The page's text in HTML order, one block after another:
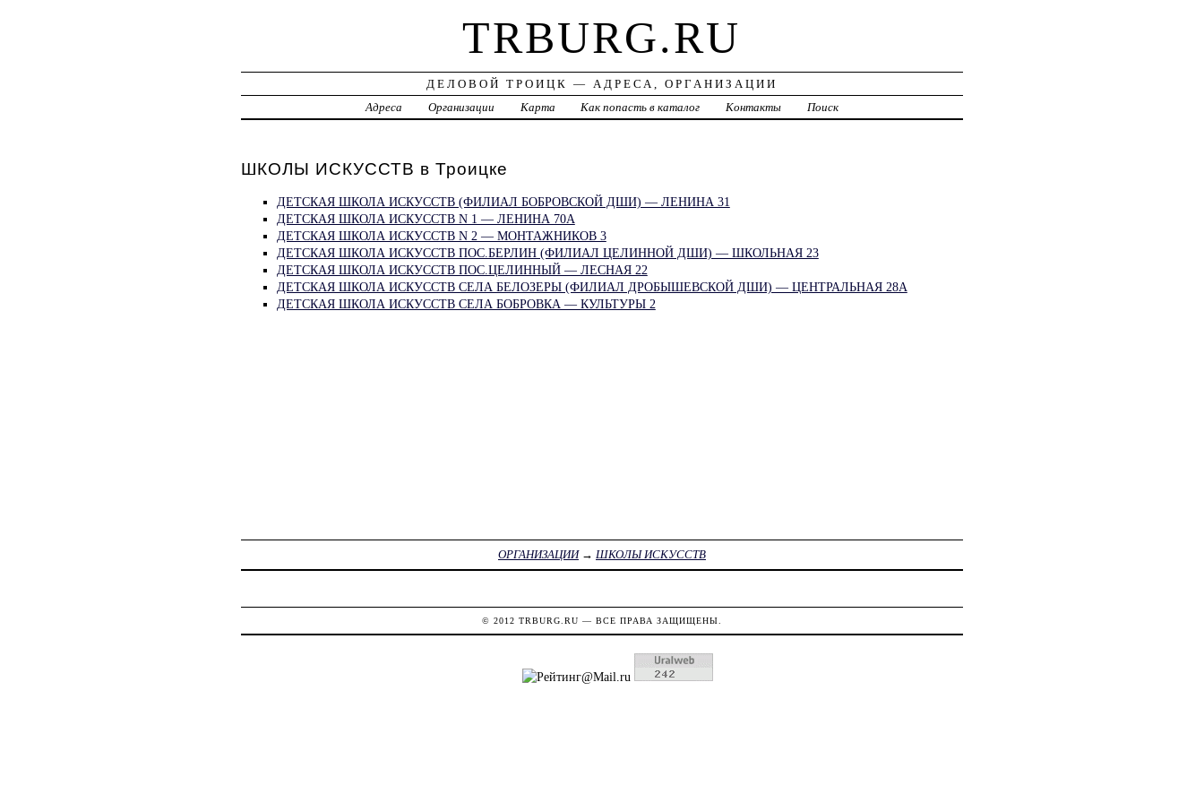
TRBURG.RU
ДЕЛОВОЙ ТРОИЦК — АДРЕСА, ОРГАНИЗАЦИИ
Адреса
Организации Карта Как попасть в каталог Контакты Поиск
ШКОЛЫ ИСКУССТВ в Троицке
ДЕТСКАЯ ШКОЛА ИСКУССТВ (ФИЛИАЛ БОБРОВСКОЙ ДШИ) — ЛЕНИНА 31
ДЕТСКАЯ ШКОЛА ИСКУССТВ N 1 — ЛЕНИНА 70А
ДЕТСКАЯ ШКОЛА ИСКУССТВ N 2 — МОНТАЖНИКОВ 3
ДЕТСКАЯ ШКОЛА ИСКУССТВ ПОС.БЕРЛИН (ФИЛИАЛ ЦЕЛИННОЙ ДШИ) — ШКОЛЬНАЯ 23
ДЕТСКАЯ ШКОЛА ИСКУССТВ ПОС.ЦЕЛИННЫЙ — ЛЕСНАЯ 22
ДЕТСКАЯ ШКОЛА ИСКУССТВ СЕЛА БЕЛОЗЕРЫ (ФИЛИАЛ ДРОБЫШЕВСКОЙ ДШИ) — ЦЕНТРАЛЬНАЯ 28А
ДЕТСКАЯ ШКОЛА ИСКУССТВ СЕЛА БОБРОВКА — КУЛЬТУРЫ 2
ОРГАНИЗАЦИИ→ ШКОЛЫ ИСКУССТВ
© 2012 TRBURG.RU — ВСЕ ПРАВА ЗАЩИЩЕНЫ.